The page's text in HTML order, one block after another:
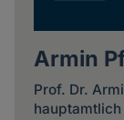
Armin
Prof. Dr.